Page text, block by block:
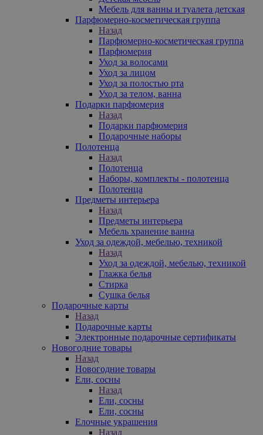
Мебель для ванны и туалета детская
Парфюмерно-косметическая группа
Назад
Парфюмерно-косметическая группа
Парфюмерия
Уход за волосами
Уход за лицом
Уход за полостью рта
Уход за телом, ванна
Подарки парфюмерия
Назад
Подарки парфюмерия
Подарочные наборы
Полотенца
Назад
Полотенца
Наборы, комплекты - полотенца
Полотенца
Предметы интерьера
Назад
Предметы интерьера
Мебель хранение ванна
Уход за одеждой, мебелью, техникой
Назад
Уход за одеждой, мебелью, техникой
Глажка белья
Стирка
Сушка белья
Подарочные карты
Назад
Подарочные карты
Электронные подарочные сертификаты
Новогодние товары
Назад
Новогодние товары
Ели, сосны
Назад
Ели, сосны
Ели, сосны
Елочные украшения
Назад